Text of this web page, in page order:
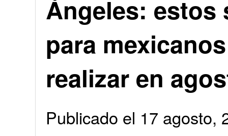
Ángeles: estos
para
realizar en
Publicado el 17 agosto,